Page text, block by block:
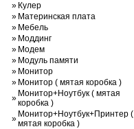
» Кулер
» Материнская плата
» Мебель
» Моддинг
» Модем
» Модуль памяти
» Монитор
» Монитор ( мятая коробка )
» Монитор+Ноутбук ( мятая
коробка )
» Монитор+Ноутбук+Принтер (
мятая коробка )